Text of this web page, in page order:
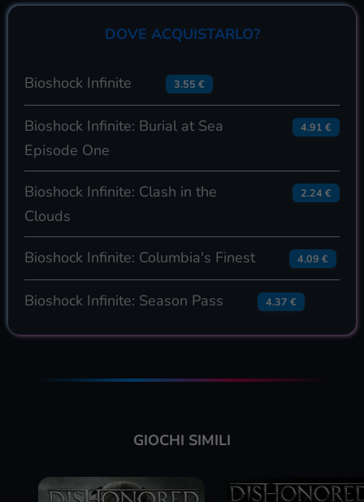
DOVE ACQUISTARLO?
Bioshock Infinite 3.55 €
Bioshock Infinite: Burial at Sea
Episode One
4.91 €
Bioshock Infinite: Clash in the
Clouds
2.24 €
Bioshock Infinite: Columbia's Finest 4.09 €
Bioshock Infinite: Season Pass 4.37 €
GIOCHI SIMILI